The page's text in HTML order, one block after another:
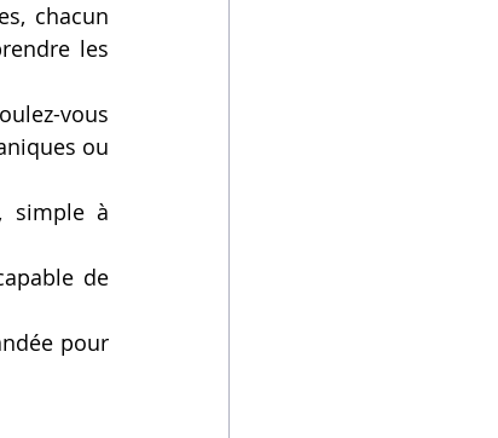
en Ligne
chacun
les
vous
ou
simple à
de
pour